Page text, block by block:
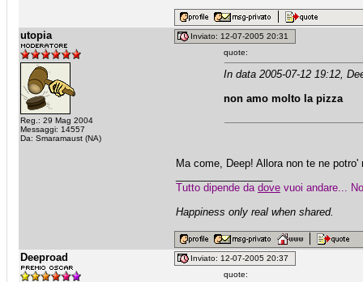
utopia
Reg.: 29 Mag 2004
Messaggi: 14557
Da: Smaramaust (NA)
Inviato: 12-07-2005 20:31
quote:
In data 2005-07-12 19:12,
non amo molto la pizza
Ma come, Deep! Allora non te ne
Tutto dipende da dove vuoi andare...
Happiness only real when shared.
Deeproad
Inviato: 12-07-2005 20:37
quote: